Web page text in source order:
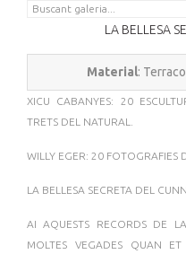
LA BELLESA
Material:
XICU CABANYES: 20
TRETS DEL NATURAL.
WILLY EGER: 20 FOTOGRAFIES
LA BELLESA SECRETA DEL
AI AQUESTS RECORDS DE
MOLTES VEGADES QUAN